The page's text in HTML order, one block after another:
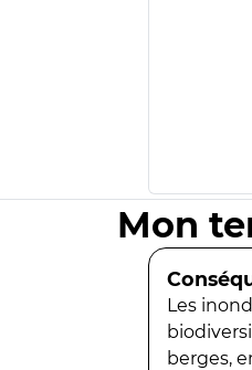
Mon
Les
berges,